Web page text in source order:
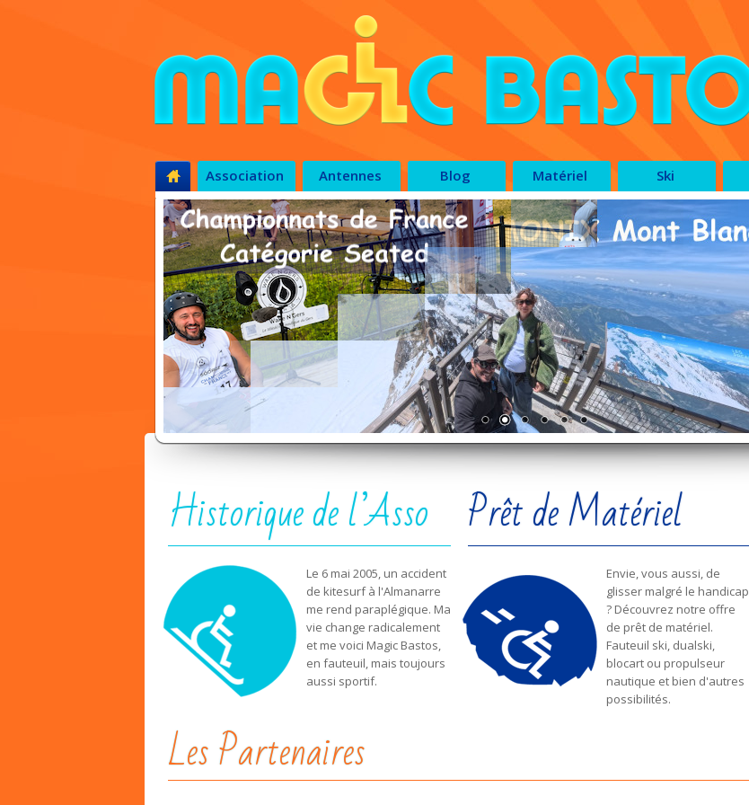
Association Antennes Blog Matériel Ski
Historique de l’Asso
Le 6 mai 2005, un accident
de kitesurf à l'Almanarre
me rend paraplégique. Ma
vie change radicalement
et me voici Magic Bastos,
en fauteuil, mais toujours
aussi sportif.
Prêt de Matériel
Envie, vous aussi, de
glisser malgré le handicap
? Découvrez notre offre
de prêt de matériel.
Fauteuil ski, dualski,
blocart ou propulseur
nautique et bien d'autres
possibilités.
Les Partenaires